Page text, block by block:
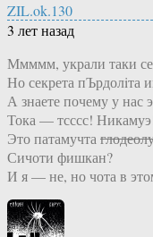
ZIL.ok.130
3 лет назад
Ммммм, украли таки
Но секрета пЪрдолiта
А знаете почему у нас
Тока — тсссс!
Это патамучта
Сичоти фишкан?
И я — не, но чота в